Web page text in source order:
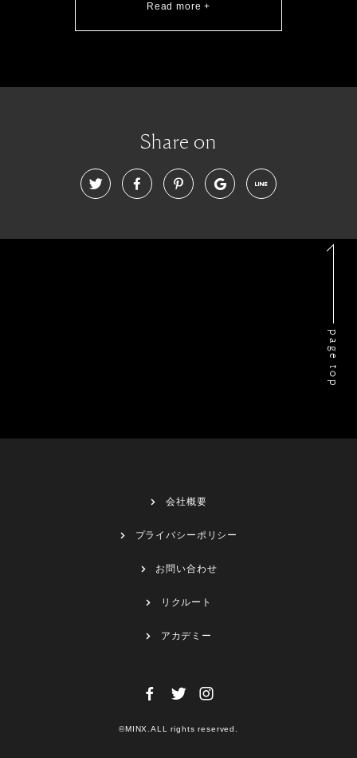
Read more +
Share on
page top
会社概要
プライバシーポリシー
お問い合わせ
リクルート
アカデミー
©MINX.ALL rights reserved.